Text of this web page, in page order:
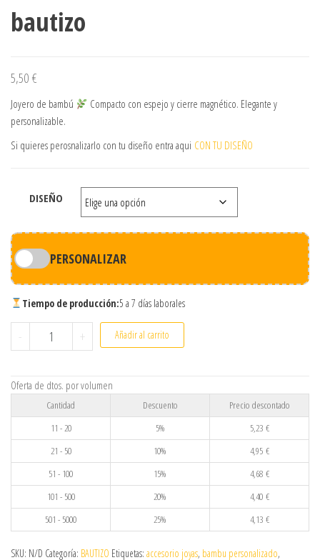
bautizo
5,50 €
Joyero de bambú
Compacto con espejo y cierre magnético. Elegante y
personalizable.
Si quieres perosnalizarlo con tu diseño entra aqui CON TU DISEÑO
DISEÑO
PERSONALIZAR
Tiempo de producción:5 a 7 días laborales
- Joyero de bambú personalizado con espejo y cierre
+ Añadir al carrito
Oferta de dtos. por volumen
Cantidad Descuento
Precio descontado
11 - 20
5% 5,23 €
21 - 50
10% 4,95 €
51 - 100
15% 4,68 €
101 - 500
20% 4,40 €
501 - 5000
25% 4,13 €
SKU: N/D Categoría: BAUTIZO Etiquetas: accesorio joyas, bambu personalizado,